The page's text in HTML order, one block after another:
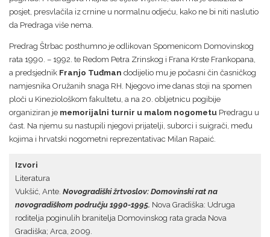
posjet, presvlačila iz crnine u normalnu odjeću, kako ne bi niti naslutio
da Predraga više nema.
Predrag Štrbac posthumno je odlikovan Spomenicom Domovinskog
rata 1990. – 1992. te Redom Petra Zrinskog i Frana Krste Frankopana,
a predsjednik Franjo Tuđman dodijelio mu je počasni čin časničkog
namjesnika Oružanih snaga RH. Njegovo ime danas stoji na spomen
ploči u Kineziološkom fakultetu, a na 20. obljetnicu pogibije
organiziran je memorijalni turnir u malom nogometu Predragu u
čast. Na njemu su nastupili njegovi prijatelji, suborci i suigrači, među
kojima i hrvatski nogometni reprezentativac Milan Rapaić.
Izvori
Literatura
Vukšić, Ante. Novogradiški žrtvoslov: Domovinski rat na
novogradiškom području 1990-1995. Nova Gradiška: Udruga
roditelja poginulih branitelja Domovinskog rata grada Nova
Gradiška; Arca, 2009.